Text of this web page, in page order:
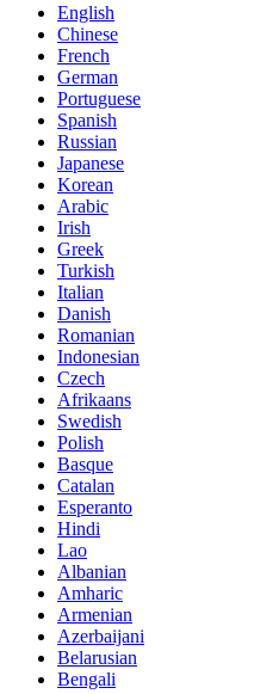
English
Chinese
French
German
Portuguese
Spanish
Russian
Japanese
Korean
Arabic
Irish
Greek
Turkish
Italian
Danish
Romanian
Indonesian
Czech
Afrikaans
Swedish
Polish
Basque
Catalan
Esperanto
Hindi
Lao
Albanian
Amharic
Armenian
Azerbaijani
Belarusian
Bengali